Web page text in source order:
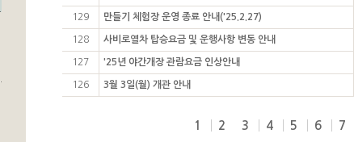
129 만들기 체험장 운영 종료 안내('25.2.27)
128 사비로열차 탑승요금 및 운행사항 변동 안내
127 '25년 야간개장 관람요금 인상안내
126 3월 3일(월) 개관 안내
1 2 3 4 5 6 7